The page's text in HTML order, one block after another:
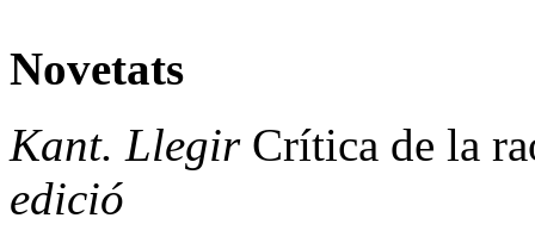
Novetats
Kant. Llegir Crítica de la
edició